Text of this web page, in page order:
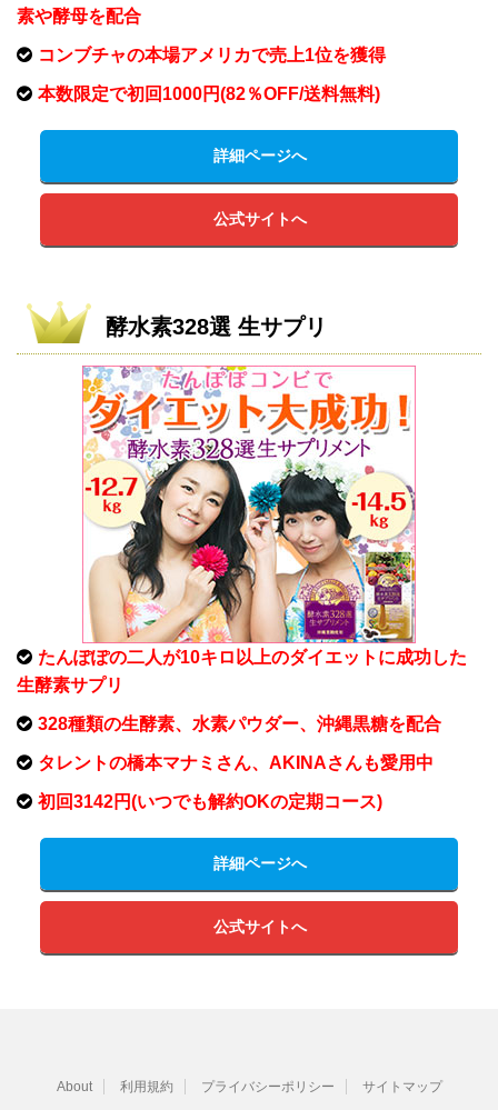
素や酵母を配合
コンブチャの本場アメリカで売上1位を獲得
本数限定で初回1000円(82％OFF/送料無料)
詳細ページへ
公式サイトへ
酵水素328選 生サプリ
たんぽぽの二人が10キロ以上のダイエットに成功した
生酵素サプリ
328種類の生酵素、水素パウダー、沖縄黒糖を配合
タレントの橋本マナミさん、AKINAさんも愛用中
初回3142円(いつでも解約OKの定期コース)
詳細ページへ
公式サイトへ
About 利用規約 プライバシーポリシー サイトマップ